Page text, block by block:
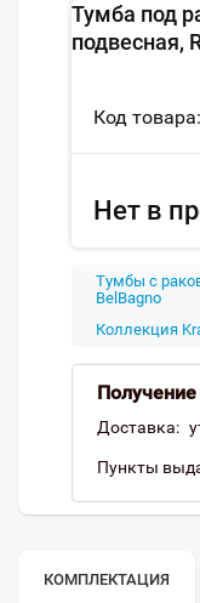
Тумба под
подвесная,
Код
Нет в
Тумбы с
BelBagno
Коллекция
Получение
Доставка:
Пункты
КОМПЛЕКТАЦИЯ